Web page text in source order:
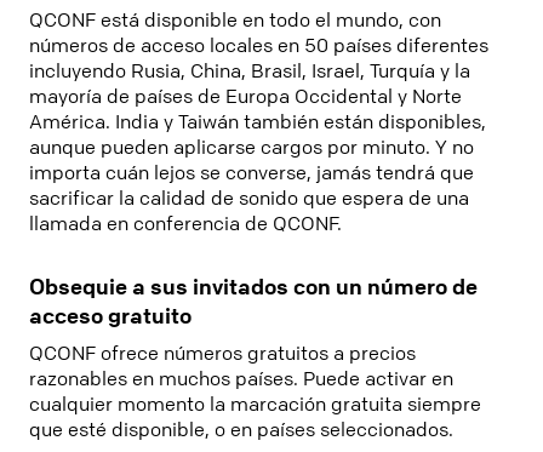
QCONF está disponible en todo el mundo, con
números de acceso locales en 50 países diferentes
incluyendo Rusia, China, Brasil, Israel, Turquía y la
mayoría de países de Europa Occidental y Norte
América. India y Taiwán también están disponibles,
aunque pueden aplicarse cargos por minuto. Y no
importa cuán lejos se converse, jamás tendrá que
sacrificar la calidad de sonido que espera de una
llamada en conferencia de QCONF.
Obsequie a sus invitados con un número de
acceso gratuito
QCONF ofrece números gratuitos a precios
razonables en muchos países. Puede activar en
cualquier momento la marcación gratuita siempre
que esté disponible, o en países seleccionados.